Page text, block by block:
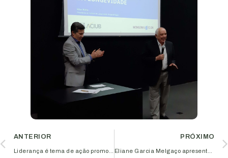
ANTERIOR PRÓXIMO